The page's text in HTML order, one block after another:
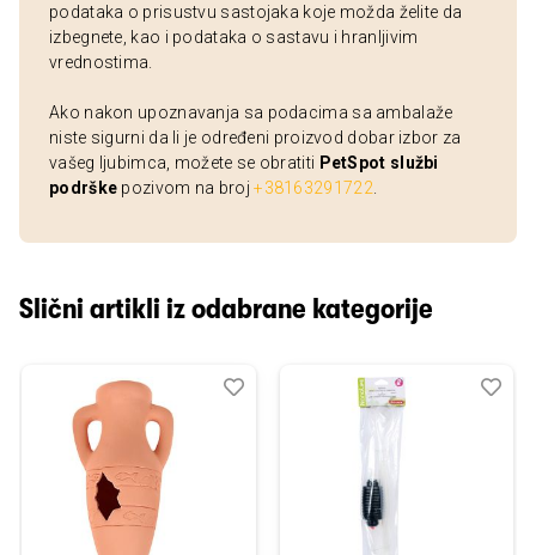
podataka o prisustvu sastojaka koje možda želite da
izbegnete, kao i podataka o sastavu i hranljivim
vrednostima.
Ako nakon upoznavanja sa podacima sa ambalaže
niste sigurni da li je određeni proizvod dobar izbor za
vašeg ljubimca, možete se obratiti PetSpot službi
podrške pozivom na broj+38163291722
Slični artikli iz odabrane kategorije
Dodaj
Uporedi